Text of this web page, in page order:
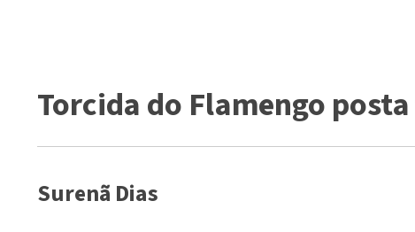
Torcida do Flamengo
Surenã Dias